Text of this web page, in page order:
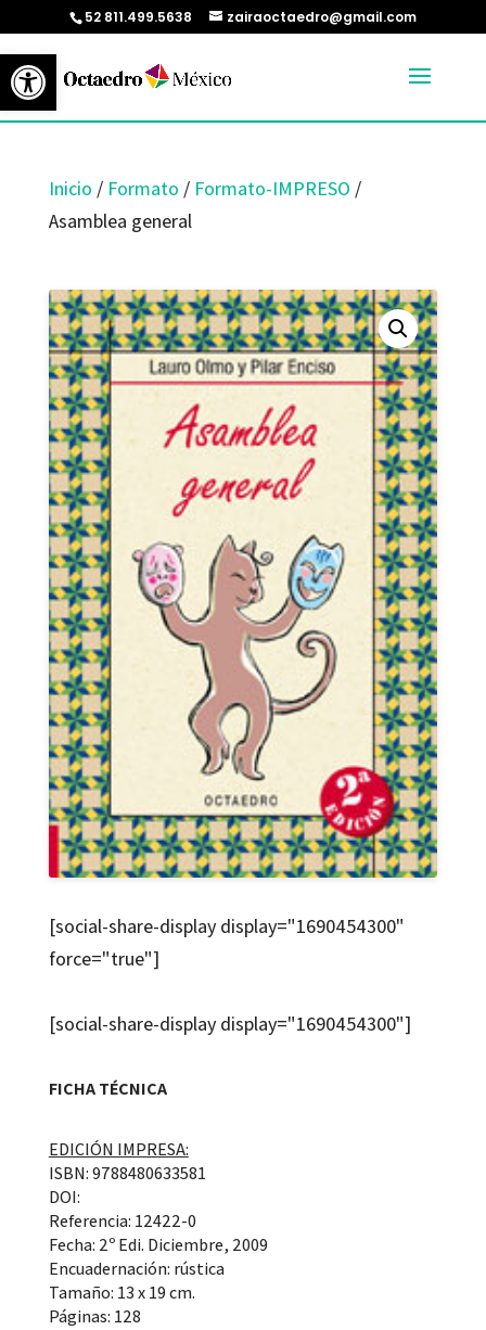
Abrir barra de herramientas
52 811.499.5638 zairaoctaedro@gmail.com
Inicio / Formato / Formato-IMPRESO /
Asamblea general
[social-share-display display="1690454300"
force="true"]
[social-share-display display="1690454300"]
FICHA TÉCNICA
EDICIÓN IMPRESA:
ISBN: 9788480633581
DOI:
Referencia: 12422-0
Fecha: 2º Edi. Diciembre, 2009
Encuadernación: rústica
Tamaño: 13 x 19 cm.
Páginas: 128